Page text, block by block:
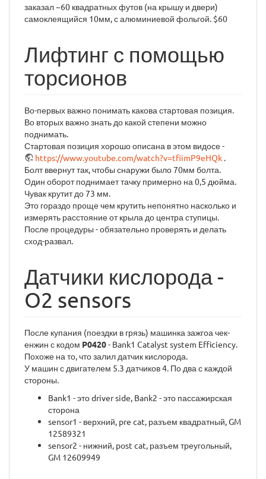
заказал ~60 квадратных футов (на крышу и двери)
самоклеящийся 10мм, с алюминиевой фольгой. $60
Лифтинг с помощью
торсионов
Во-первых важно понимать какова стартовая позиция.
Во вторых важно знать до какой степени можно
поднимать.
Стартовая позиция хорошо описана в этом видосе -
https://www.youtube.com/watch?v=tfiimP9eHQk .
Болт ввернут так, чтобы снаружи было 70мм болта.
Один оборот поднимает тачку примерно на 0,5 дюйма.
Чувак крутит до 73 мм.
Это гораздо проще чем крутить непонятно насколько и
измерять расстояние от крыла до центра ступицы.
После процедуры - обязательно проверять и делать
сход-развал.
Датчики кислорода -
O2 sensors
После купания (поездки в грязь) машинка зажгоа чек-
енжин с кодом P0420- Bank1 Catalyst system Efficiency.
Похоже на то, что залил датчик кислорода.
У машин с двигателем 5.3 датчиков 4. По два с каждой
стороны.
Bank1 - это driver side, Bank2 - это пассажирская
сторона
sensor1 - верхний, pre cat, разъем квадратный, GM
12589321
sensor2 - нижний, post cat, разъем треугольный,
GM 12609949